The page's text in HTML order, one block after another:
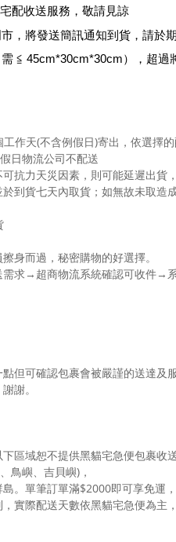
收送服務，敬請見諒
，將發送簡訊通知到貨，請於
≦ 45cm*30cm*30cm），超過
天(不含例假日)寄出，依選擇的
日物流公司不配送
力天災因素，則可能延遲出貨
貨七天內取貨；如無故未取造
身而過，秘密購物的好選擇。
需求→超商物流系統確認可收件
但可確認包裹會被嚴謹的送達及服
謝。
區域恕不提供黑貓宅急便包裹
鳥嶼、吉貝嶼)，
。單筆訂單滿$2000即可享免運
實際配送天數依黑貓宅急便為主